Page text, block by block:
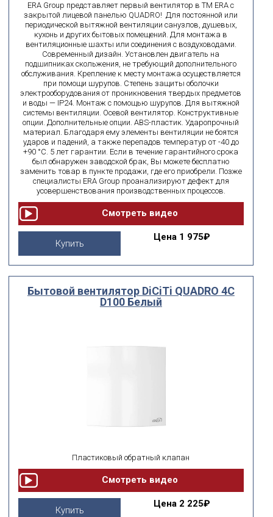
ERA Group представляет первый вентилятор в ТМ ERA с
закрытой лицевой панелью QUADRO! Для постоянной или
периодической вытяжной вентиляции санузлов, душевых,
кухонь и других бытовых помещений. Для монтажа в
вентиляционные шахты или соединения с воздуховодами.
Современный дизайн. Установлен двигатель на
подшипниках скольжения, не требующий дополнительного
обслуживания. Крепление к месту монтажа осуществляется
при помощи шурупов. Степень защиты оболочки
электрооборудования от проникновения твердых предметов
и воды — IP24. Монтаж с помощью шурупов. Для вытяжной
системы вентиляции. Осевой вентилятор. Конструктивные
опции. Дополнительные опции. ABS-пластик. Ударопрочный
материал. Благодаря ему элементы вентиляции не боятся
ударов и падений, а также перепадов температур от -40 до
+90 °C. 5 лет гарантии. Если в течение гарантийного срока
был обнаружен заводской брак, Вы можете бесплатно
заменить товар в пункте продажи, где его приобрели. Позже
специалисты ERA Group проанализируют дефект для
усовершенствования производственных процессов.
Купить
Цена 1 975₽
Бытовой вентилятор DiCiTi QUADRO 4C
D100 Белый
Пластиковый обратный клапан
Купить
Цена 2 225₽